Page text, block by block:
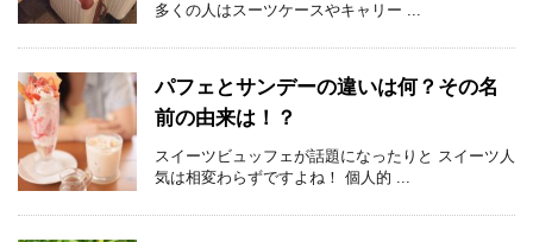
多くの人はスーツケースやキャリー ...
パフェとサンデーの違いは何？その名
前の由来は！？
スイーツビュッフェが話題になったりと スイーツ人
気は相変わらずですよね！ 個人的 ...